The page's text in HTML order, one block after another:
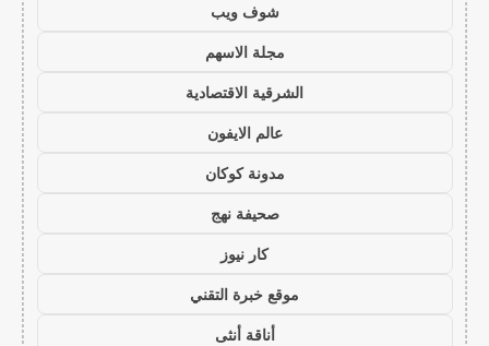
شوف ويب
مجلة الاسهم
الشرقية الاقتصادية
عالم الايفون
مدونة كوكان
صحيفة نهج
كار نيوز
موقع خبرة التقني
أناقة أنثى